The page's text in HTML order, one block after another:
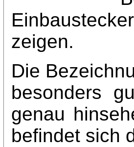
zeigen.
Die
besonders
genau
befindet sich